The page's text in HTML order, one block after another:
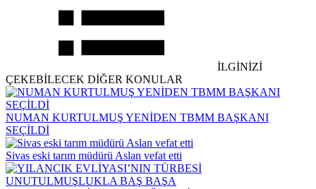
İLGİNİZİ
ÇEKEBİLECEK DİĞER KONULAR
NUMAN KURTULMUŞ YENİDEN TBMM BAŞKANI
SEÇİLDİ
Sivas eski tarım müdürü Aslan vefat etti